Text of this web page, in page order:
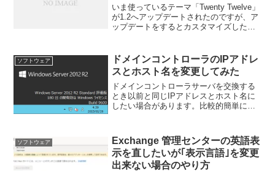
いま使っているテーマ「Twenty Twelve」
が1.2へアップデートされたのですが、ア
ップデートをするとカスタマイズしたも
いかなと調べたら「子テーマ」なるもの
を発見...
ソフトウェア
ドメインコントローラのIPアドレ
スとホスト名を変更してみた
ドメインコントローラサーバを交換する
とき以前と同じIPアドレスとホスト名に
したい場合があります。比較的簡単に行
2012 R2で行っています。
ソフトウェア
Exchange 管理センターの英語表
示を直したいが｢表示言語｣を変更
出来ない場合のやり方